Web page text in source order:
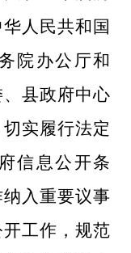
人民共和国
院办公厅和
县政府中心
实履行法定
信息公开条
入重要议事
工作，规范